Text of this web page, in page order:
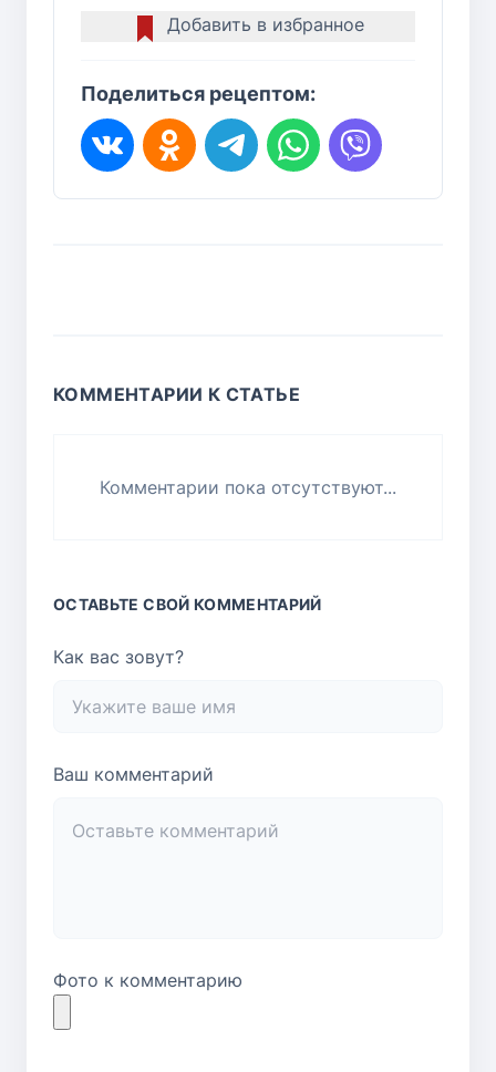
Добавить в избранное
Поделиться рецептом:
КОММЕНТАРИИ К СТАТЬЕ
Комментарии пока отсутствуют...
ОСТАВЬТЕ СВОЙ КОММЕНТАРИЙ
Как вас зовут?
Ваш комментарий
Фото к комментарию